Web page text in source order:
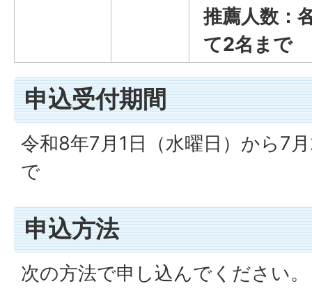
推薦人数：
て2名まで
申込受付期間
令和8年7月1日（水曜日）から7
で
申込方法
次の方法で申し込んでください。